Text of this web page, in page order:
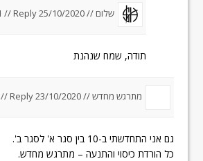
שלום //25/10/2020 um 9:01
//Reply
תודה, שמח שנהנת
מתרגש מחדש //23/10/2020 um 17:50
//Reply
גם אני התחדשתי ב-10 בין סגר א' לסגר ב'.
כל הורדת כיסוי והתנעה – מתרגש מחדש.